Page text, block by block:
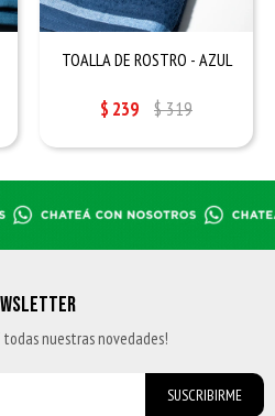
TOALLA DE ROSTRO - AZUL
$ 239 $319
todas nuestras novedades!
SUSCRIBIRME